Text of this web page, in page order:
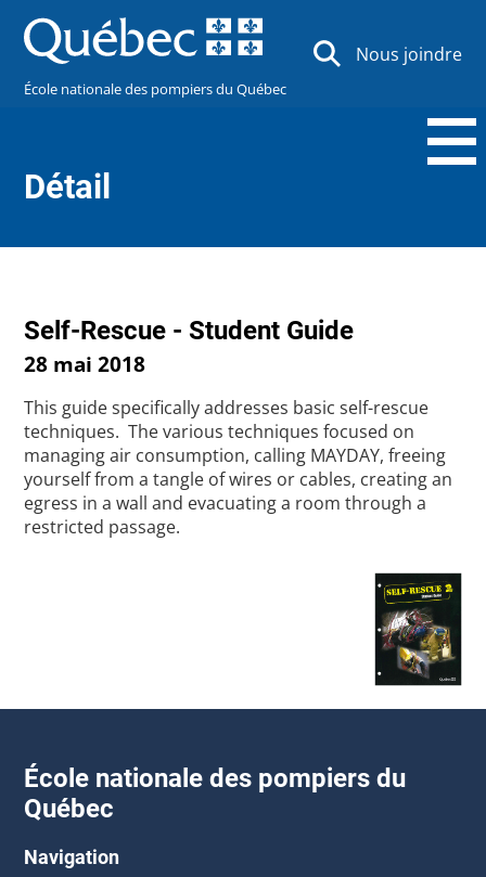
École nationale des pompiers du Québec
Nous joindre
Détail
Self-Rescue - Student Guide
28 mai 2018
This guide specifically addresses basic self-rescue
techniques. The various techniques focused on
managing air consumption, calling MAYDAY, freeing
yourself from a tangle of wires or cables, creating an
egress in a wall and evacuating a room through a
restricted passage.
École nationale des pompiers du
Québec
Navigation